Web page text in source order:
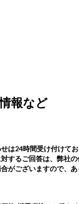
報など
は24時間受け付けてお
するご回答は、弊社の
がございますので、あ